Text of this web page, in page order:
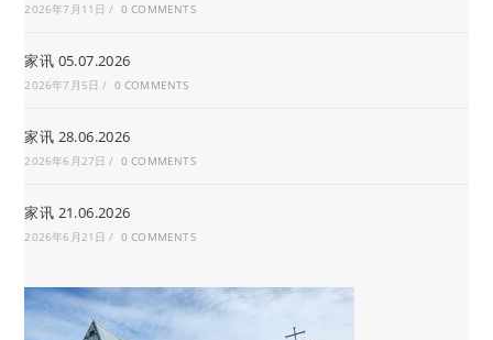
2026年7月11日 / 0 COMMENTS
家讯 05.07.2026
2026年7月5日 / 0 COMMENTS
家讯 28.06.2026
2026年6月27日 / 0 COMMENTS
家讯 21.06.2026
2026年6月21日 / 0 COMMENTS